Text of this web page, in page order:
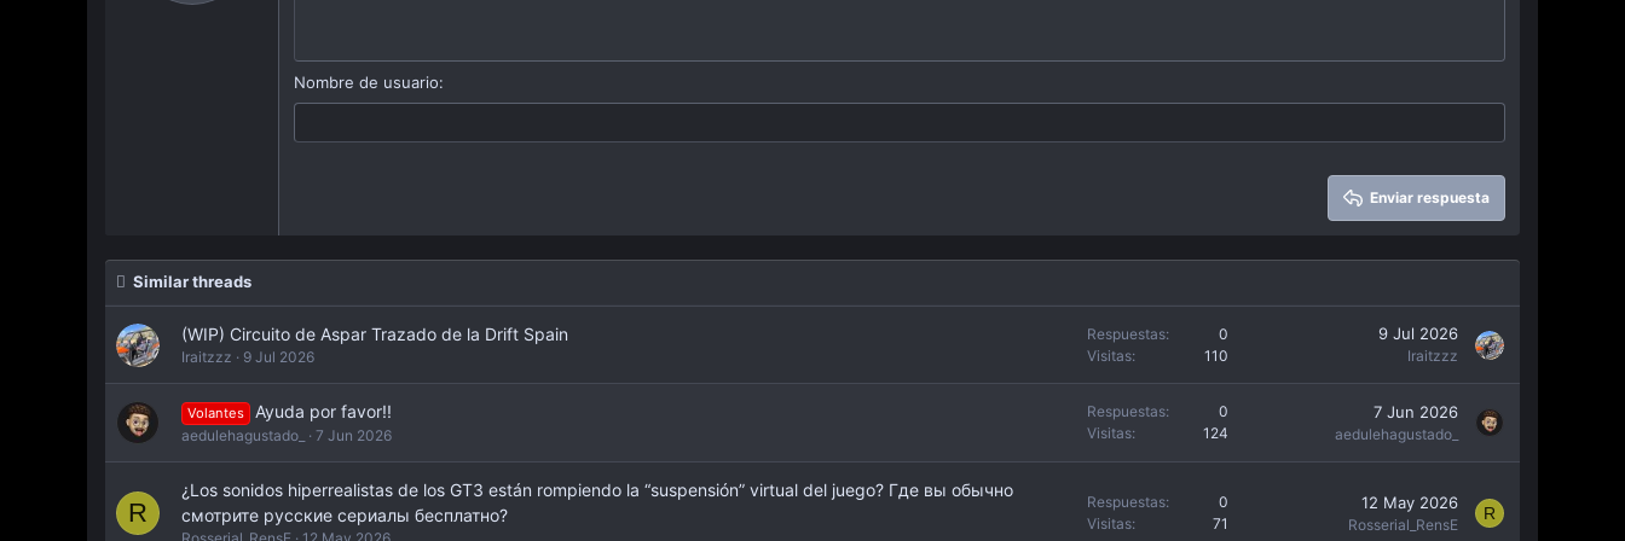
18
22
26
Heading 3
Georgia
Times New Roman
Nombre de usuario
Enviar respuesta
Similar threads
(WIP) Circuito de Aspar Trazado de la Drift Spain
Iraitzzz 9 Jul 2026
Respuestas
0
Visitas
110
9 Jul 2026
Iraitzzz
Volantes Ayuda por favor!!
aedulehagustado_ 7 Jun 2026
Respuestas
0
Visitas
124
7 Jun 2026
aedulehagustado_
R
¿Los sonidos hiperrealistas de los GT3 están rompiendo la “suspensión” virtual del juego? Где вы обычно
смотрите русские сериалы бесплатно?
Respuestas
0
Visitas
71
12 May 2026
Rosserial_RensE
R